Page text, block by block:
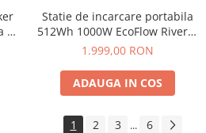
Statie de incarcare portabila
512Wh 1000W EcoFlow River 2
Max
1.999,00 RON
ADAUGA IN COS
1 2 3 ... 6